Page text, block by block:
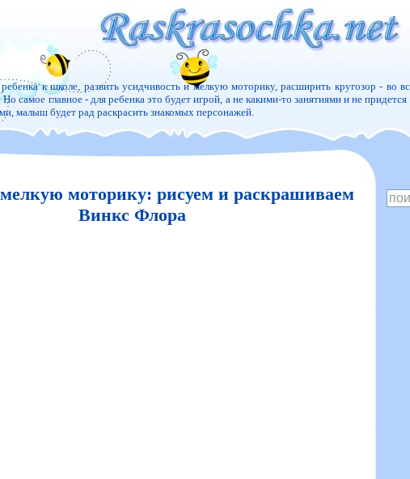
к школе, развить усидчивость и мелкую моторику, расширить кругозор - во
самое главное - для ребенка это будет игрой, а не какими-то занятиями и не придется
малыш будет рад раскрасить знакомых персонажей.
моторику: рисуем и раскрашиваем
Винкс Флора